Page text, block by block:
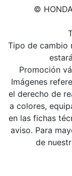
©
Tipo de cambio
Promoción
Imágenes
el derecho de
a colores,
en las fichas
aviso. Para
de